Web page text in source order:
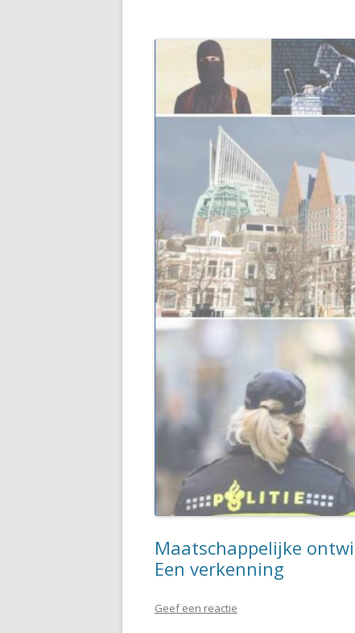
Maatschappelijke
Een verkenning
Geef een reactie